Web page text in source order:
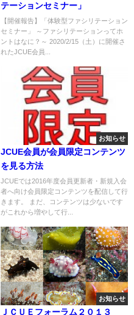
テーションセミナー」
【開催報告】「体験型ファシリテーション
セミナー」 ～ファシリテーションってホ
ントはなに？～ 2020/2/15（土）に開催さ
れたJCUE会員...
お知らせ
JCUE会員が会員限定コンテンツ
を見る方法
JCUEでは2016年度会員更新者・新規入会
者へ向け会員限定コンテンツを配信して行
きます。 まだ、コンテンツは少ないです
がこれから増やして行...
お知らせ
ＪＣＵＥフォーラム２０１３